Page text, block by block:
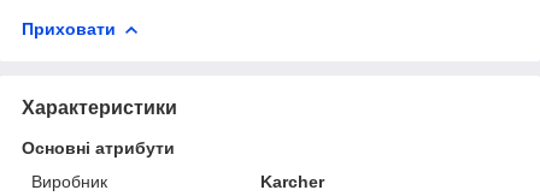
Приховати
Характеристики
Основні атрибути
Виробник
Karcher